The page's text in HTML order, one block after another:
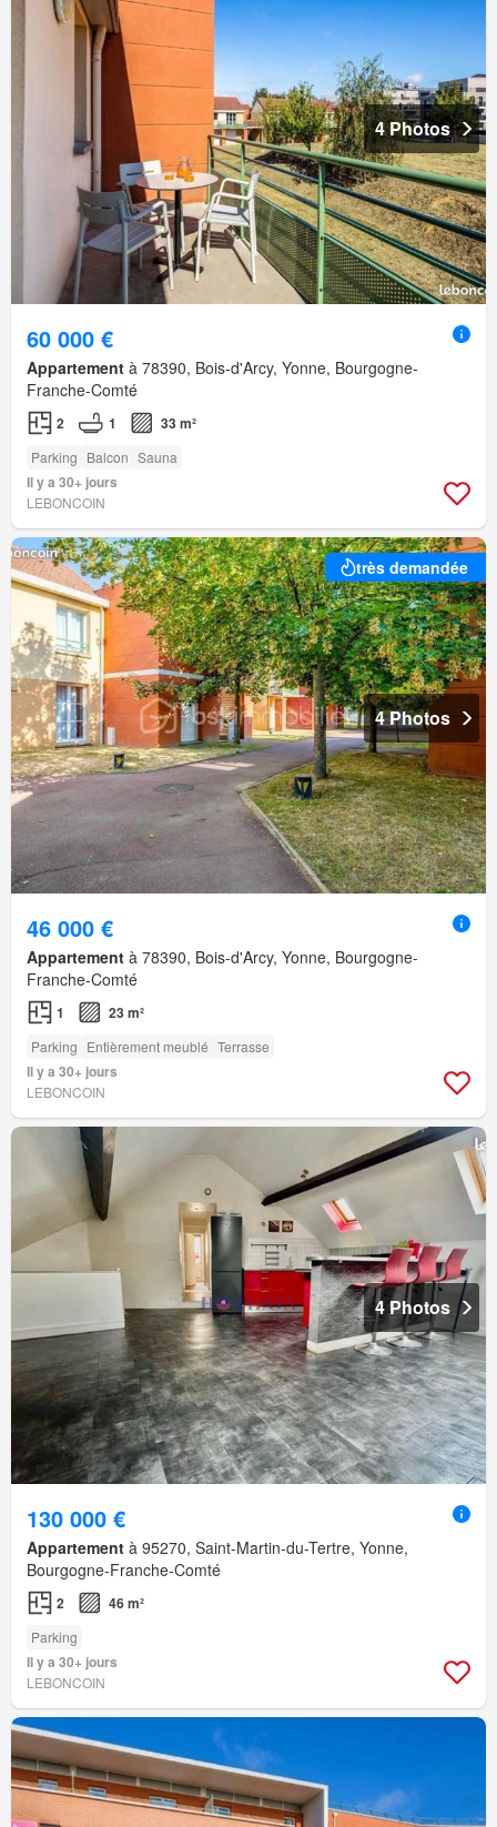
4 Photos
60 000 €
Appartement à 78390, Bois-d'Arcy, Yonne, Bourgogne-
Franche-Comté
2 1 33 m²
Parking Balcon Sauna
Il y a 30+ jours
LEBONCOIN
très demandée
4 Photos
46 000 €
Appartement à 78390, Bois-d'Arcy, Yonne, Bourgogne-
Franche-Comté
1 23 m²
Parking Entièrement meublé Terrasse
Il y a 30+ jours
LEBONCOIN
4 Photos
130 000 €
Appartement à 95270, Saint-Martin-du-Tertre, Yonne,
Bourgogne-Franche-Comté
2 46 m²
Parking
Il y a 30+ jours
LEBONCOIN